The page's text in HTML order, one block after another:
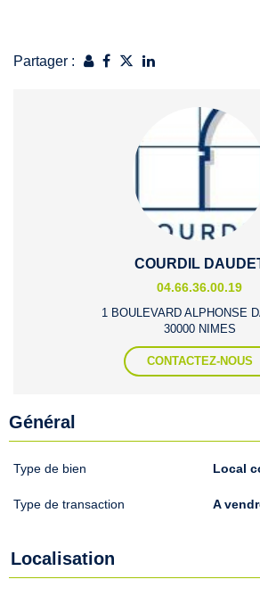
Partager :
COURDIL
04.66.36.00.19
1 BOULEVARD ALPHONSE
30000 NIMES
CONTACTEZ-NOUS
Général
Type de bien Local
Type de transaction A
Localisation